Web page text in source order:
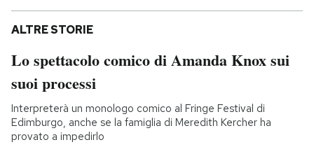
ALTRE STORIE
Lo spettacolo comico di Amanda Knox sui
suoi processi
Interpreterà un monologo comico al Fringe Festival di
Edimburgo, anche se la famiglia di Meredith Kercher ha
provato a impedirlo